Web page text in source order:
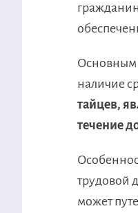
Основным
наличие
тайцев,
течение
трудовой
может